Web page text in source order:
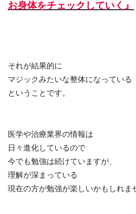
お身体をチェックしていく』
それが結果的に
マジックみたいな整体になっている
ということです。
医学や治療業界の情報は
日々進化しているので
今でも勉強は続けていますが、
理解が深まっている
現在の方が勉強が楽しいかもしれま